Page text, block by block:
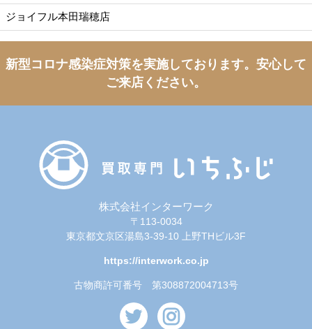
ジョイフル本田瑞穂店
新型コロナ感染症対策を実施しております。 安心して
ご来店ください。
株式会社インターワーク
〒113-0034
東京都文京区湯島3-39-10 上野THビル3F
https://interwork.co.jp
古物商許可番号 第308872004713号